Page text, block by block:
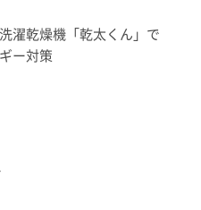
濯乾燥機「乾太くん」で
ー対策